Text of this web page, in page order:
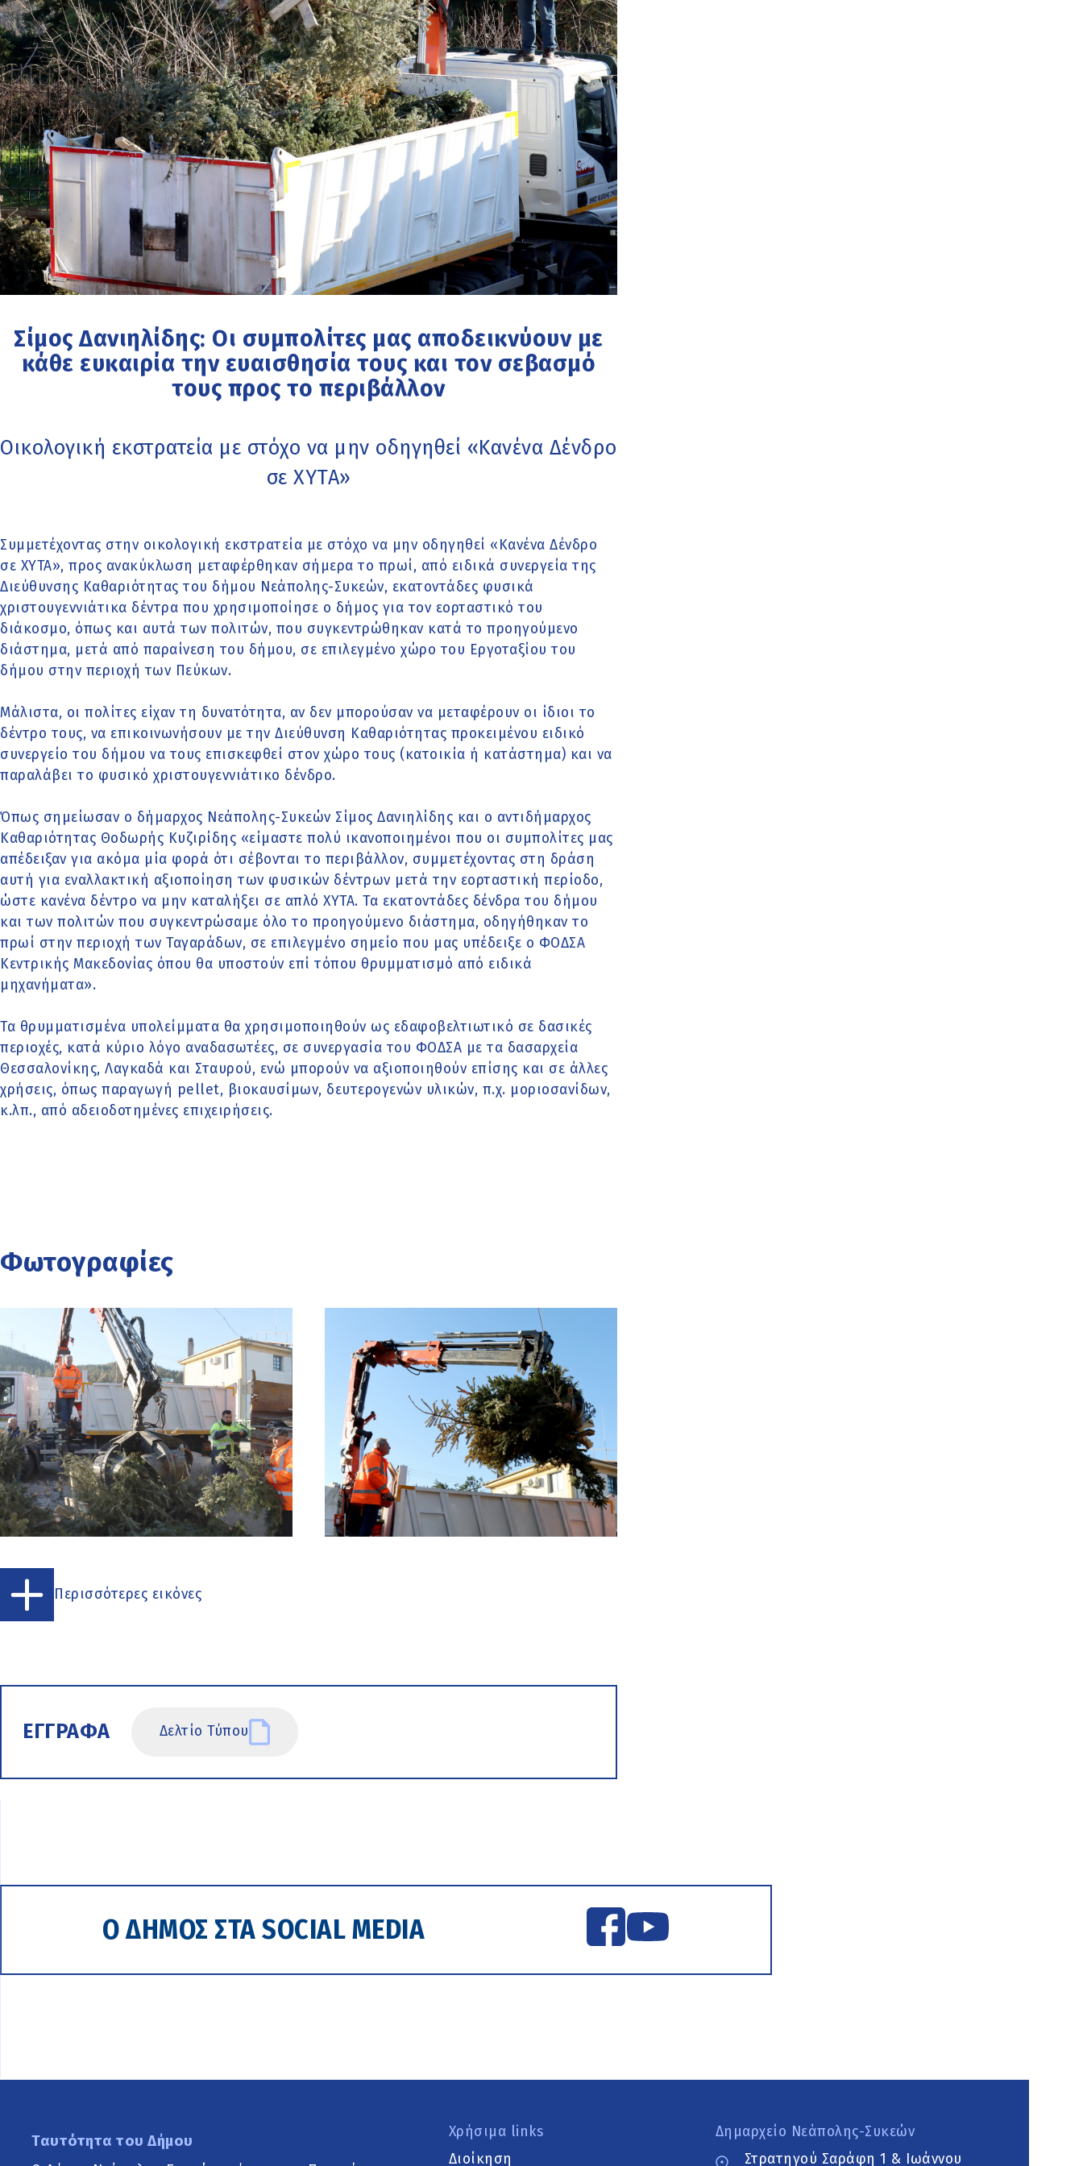
Σίμος Δανιηλίδης: Οι συμπολίτες μας αποδεικνύουν με
κάθε ευκαιρία την ευαισθησία τους και τον σεβασμό
τους προς το περιβάλλον
Οικολογική εκστρατεία με στόχο να μην οδηγηθεί «Κανένα Δένδρο
σε ΧΥΤΑ»
Συμμετέχοντας στην οικολογική εκστρατεία με στόχο να μην οδηγηθεί «Κανένα Δένδρο
σε ΧΥΤΑ», προς ανακύκλωση μεταφέρθηκαν σήμερα το πρωί, από ειδικά συνεργεία της
Διεύθυνσης Καθαριότητας του δήμου Νεάπολης-Συκεών, εκατοντάδες φυσικά
χριστουγεννιάτικα δέντρα που χρησιμοποίησε ο δήμος για τον εορταστικό του
διάκοσμο, όπως και αυτά των πολιτών, που συγκεντρώθηκαν κατά το προηγούμενο
διάστημα, μετά από παραίνεση του δήμου, σε επιλεγμένο χώρο του Εργοταξίου του
δήμου στην περιοχή των Πεύκων.
Μάλιστα, οι πολίτες είχαν τη δυνατότητα, αν δεν μπορούσαν να μεταφέρουν οι ίδιοι το
δέντρο τους, να επικοινωνήσουν με την Διεύθυνση Καθαριότητας προκειμένου ειδικό
συνεργείο του δήμου να τους επισκεφθεί στον χώρο τους (κατοικία ή κατάστημα) και να
παραλάβει το φυσικό χριστουγεννιάτικο δένδρο.
Όπως σημείωσαν ο δήμαρχος Νεάπολης-Συκεών Σίμος Δανιηλίδης και ο αντιδήμαρχος
Καθαριότητας Θοδωρής Κυζιρίδης «είμαστε πολύ ικανοποιημένοι που οι συμπολίτες μας
απέδειξαν για ακόμα μία φορά ότι σέβονται το περιβάλλον, συμμετέχοντας στη δράση
αυτή για εναλλακτική αξιοποίηση των φυσικών δέντρων μετά την εορταστική περίοδο,
ώστε κανένα δέντρο να μην καταλήξει σε απλό ΧΥΤΑ. Τα εκατοντάδες δένδρα του δήμου
και των πολιτών που συγκεντρώσαμε όλο το προηγούμενο διάστημα, οδηγήθηκαν το
πρωί στην περιοχή των Ταγαράδων, σε επιλεγμένο σημείο που μας υπέδειξε ο ΦΟΔΣΑ
Κεντρικής Μακεδονίας όπου θα υποστούν επί τόπου θρυμματισμό από ειδικά
μηχανήματα».
Τα θρυμματισμένα υπολείμματα θα χρησιμοποιηθούν ως εδαφοβελτιωτικό σε δασικές
περιοχές, κατά κύριο λόγο αναδασωτέες, σε συνεργασία του ΦΟΔΣΑ με τα δασαρχεία
Θεσσαλονίκης, Λαγκαδά και Σταυρού, ενώ μπορούν να αξιοποιηθούν επίσης και σε άλλες
χρήσεις, όπως παραγωγή pellet, βιοκαυσίμων, δευτερογενών υλικών, π.χ. μοριοσανίδων,
κ.λπ., από αδειοδοτημένες επιχειρήσεις.
Φωτογραφίες
Περισσότερες εικόνες
ΕΓΓΡΑΦΑ Δελτίο Τύπου
Ο ΔΗΜΟΣ ΣΤΑ SOCIAL MEDIA
Ταυτότητα του Δήμου
Χρήσιμα links
Διοίκηση
Δημαρχείο Νεάπολης-Συκεών
Στρατηγού Σαράφη 1 & Ιωάννου